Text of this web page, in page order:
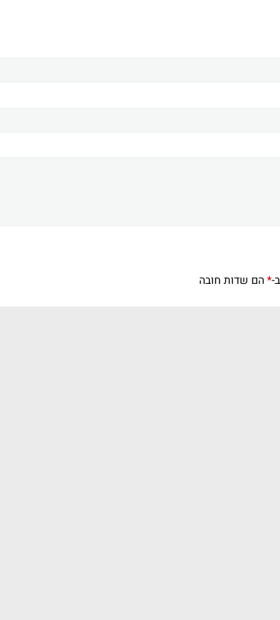
*הם שדות חובה